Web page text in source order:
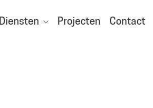
Diensten Projecten Contact